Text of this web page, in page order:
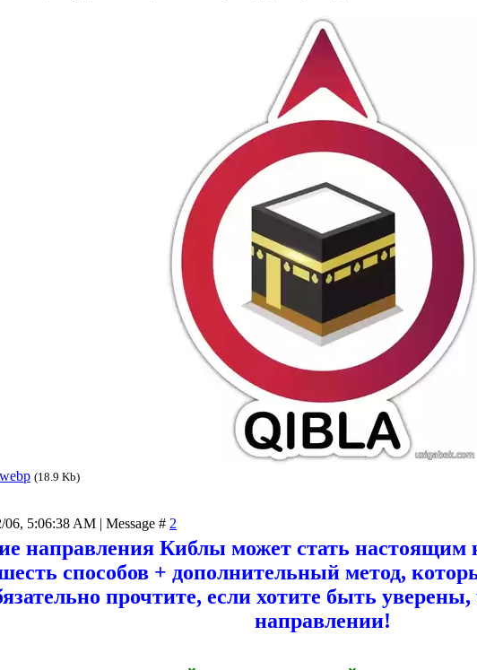
(18.9 Kb)
06, 5:06:38 AM | Message # 2
направления Киблы может стать
способов + дополнительный метод,
прочтите, если хотите быть
направлении!